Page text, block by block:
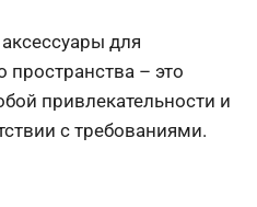
для
пространства – это
привлекательности и
с требованиями.